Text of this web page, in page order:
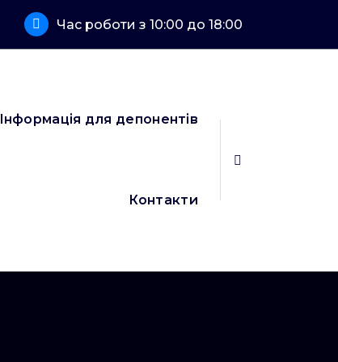
Час роботи з 10:00 до 18:00
Інформація для депонентів
Контакти